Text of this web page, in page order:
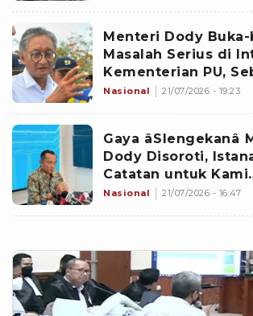
Menteri Dody Buka-
Masalah Serius di
Kementerian PU,
Kasus dari Judol
Nasional 21/07/2026 - 19:23
Gaya
Dody Disoroti,
Catatan untuk Kami
Komunikasikan
Nasional 21/07/2026 - 16:47